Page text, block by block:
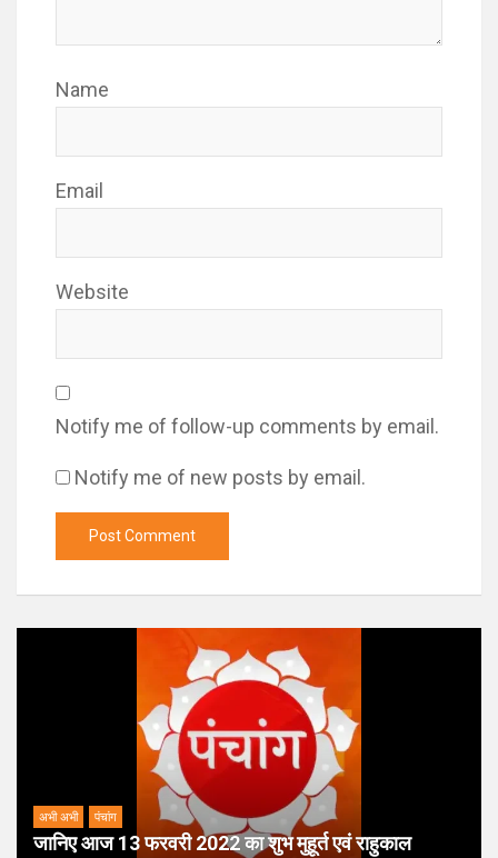
Name
Email
Website
Notify me of follow-up comments by email.
Notify me of new posts by email.
अभी अभी पंचांग
जानिए आज 13 फरवरी 2022 का शुभ मुहूर्त एवं राहुकाल